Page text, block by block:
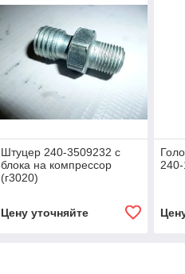
Штуцер 240-3509232 с
блока на компрессор
(г3020)
Цену уточняйте